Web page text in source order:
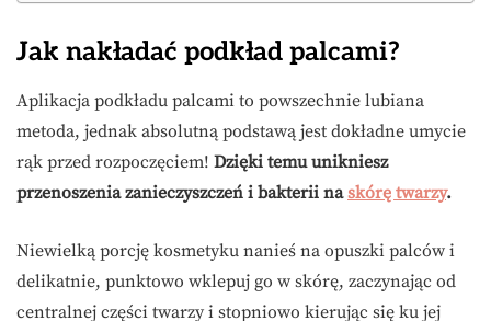
Jak nakładać podkład palcami?
Aplikacja podkładu palcami to powszechnie lubiana
metoda, jednak absolutną podstawą jest dokładne umycie
rąk przed rozpoczęciem! Dzięki temu unikniesz
przenoszenia zanieczyszczeń i bakterii naskórę twarzy.
Niewielką porcję kosmetyku nanieś na opuszki palców i
delikatnie, punktowo wklepuj go w skórę, zaczynając od
centralnej części twarzy i stopniowo kierując się ku jej